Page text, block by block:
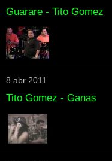
Guarare - Tito Gomez
8 abr 2011
Tito Gomez - Ganas